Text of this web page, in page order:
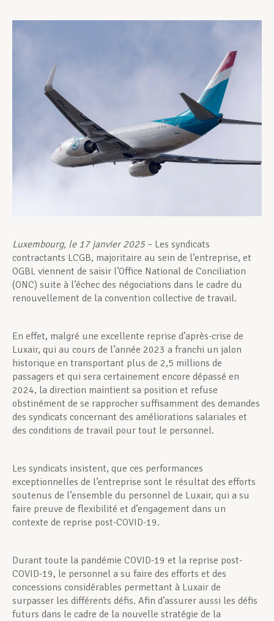
Devenir Membre
Actualités
Luxembourg, le 17 janvier 2025– Les syndicats
contractants LCGB, majoritaire au sein de l’entreprise, et
OGBL viennent de saisir l’Office National de Conciliation
(ONC) suite à l’échec des négociations dans le cadre du
renouvellement de la convention collective de travail.
En effet, malgré une excellente reprise d’après-crise de
Luxair, qui au cours de l’année 2023 a franchi un jalon
historique en transportant plus de 2,5 millions de
passagers et qui sera certainement encore dépassé en
2024, la direction maintient sa position et refuse
obstinément de se rapprocher suffisamment des demandes
des syndicats concernant des améliorations salariales et
des conditions de travail pour tout le personnel.
Les syndicats insistent, que ces performances
exceptionnelles de l’entreprise sont le résultat des efforts
soutenus de l’ensemble du personnel de Luxair, qui a su
faire preuve de flexibilité et d’engagement dans un
contexte de reprise post-COVID-19.
Durant toute la pandémie COVID-19 et la reprise post-
COVID-19, le personnel a su faire des efforts et des
concessions considérables permettant à Luxair de
surpasser les différents défis. Afin d’assurer aussi les défis
futurs dans le cadre de la nouvelle stratégie de la